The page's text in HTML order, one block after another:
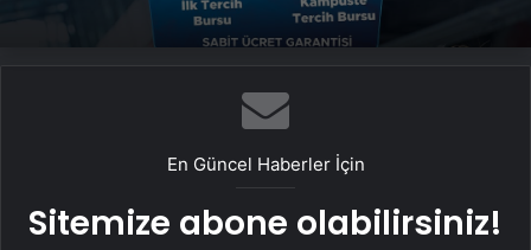
En Güncel Haberler İçin
Sitemize abone olabilirsiniz!